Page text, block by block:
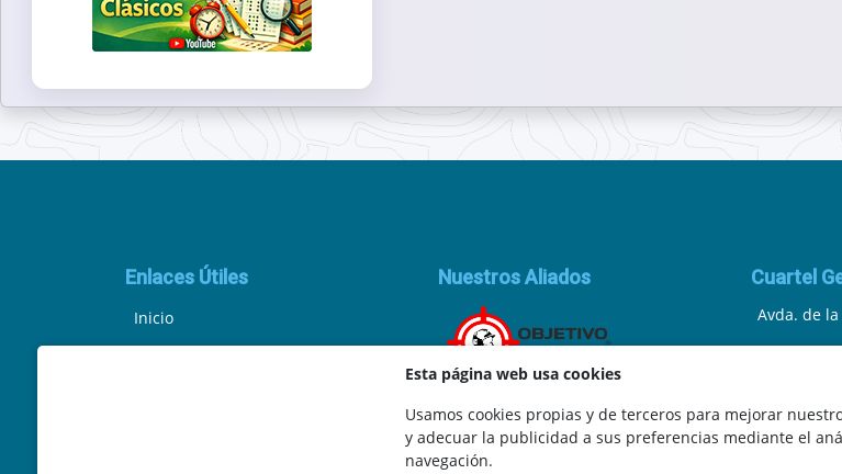
Esta página web usa cookies
Usamos cookies propias y de terceros para mejorar
y adecuar la publicidad a sus preferencias mediante el
navegación.
Enlaces Útiles
Inicio
Nuestros Aliados Cuartel
Avda. de la
España